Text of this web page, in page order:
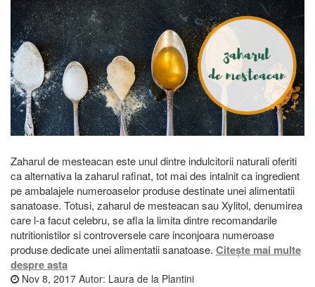
Zaharul de mesteacan este unul dintre indulcitorii naturali oferiti
ca alternativa la zaharul rafinat, tot mai des intalnit ca ingredient
pe ambalajele numeroaselor produse destinate unei alimentatii
sanatoase. Totusi, zaharul de mesteacan sau Xylitol, denumirea
care l-a facut celebru, se afla la limita dintre recomandarile
nutritionistilor si controversele care inconjoara numeroase
produse dedicate unei alimentatii sanatoase. Citește mai multe
despre asta
Nov 8, 2017 Autor: Laura de la Plantini